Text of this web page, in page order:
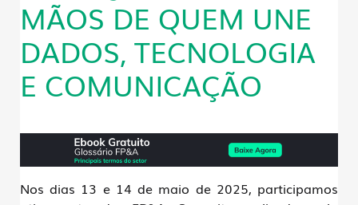
MÃOS DE QUEM UNE
DADOS, TECNOLOGIA
E COMUNICAÇÃO
Nos dias 13 e 14 de maio de 2025, participamos